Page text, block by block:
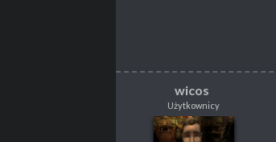
wicos
wicos
Użytkownicy
Użytkownicy